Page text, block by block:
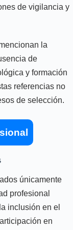
de vigilancia y
la
de
y formación
referencias no
de selección.
únicamente
profesional
inclusión en el
en